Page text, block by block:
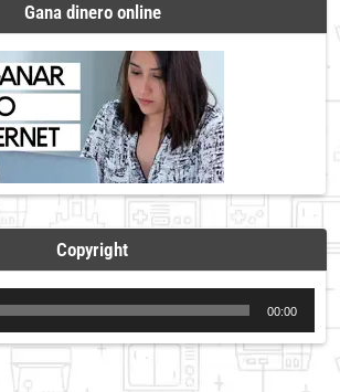
Gana dinero online
Copyright
00:00